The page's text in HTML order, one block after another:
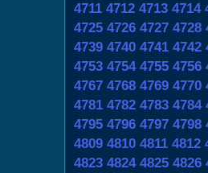
4711 4712 4713 4714
4725 4726 4727 4728
4739 4740 4741 4742
4753 4754 4755 4756
4767 4768 4769 4770
4781 4782 4783 4784
4795 4796 4797 4798
4809 4810 4811 4812
4823 4824 4825 4826